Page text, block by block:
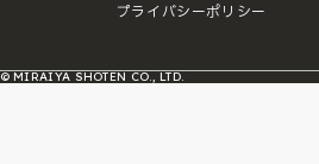
プライバシーポリシー
© MIRAIYA SHOTEN CO., LTD.